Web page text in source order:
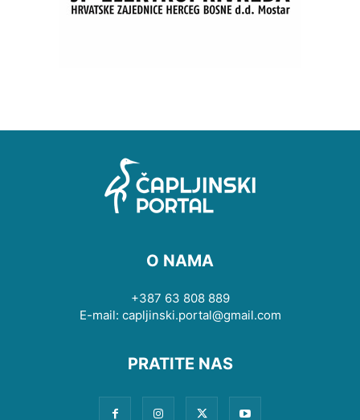
O NAMA
+387 63 808 889
E-mail: capljinski.portal@gmail.com
PRATITE NAS